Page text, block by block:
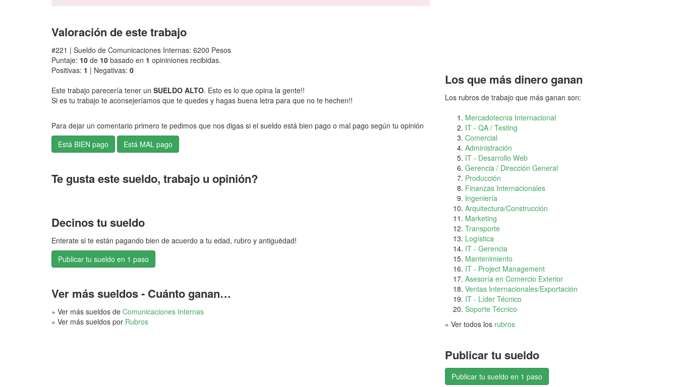
Valoración de este trabajo
#221 | Sueldo de Comunicaciones Internas: 6200 Pesos
Puntaje: 10 de 10 basado en 1 opininiones recibidas.
Positivas: 1 | Negativas: 0
Este trabajo parecería tener un SUELDO ALTO. Esto es lo que opina la gente!!
Si es tu trabajo te aconsejeríamos que te quedes y hagas buena letra para que no te hechen!!
Para dejar un comentario primero te pedimos que nos digas si el sueldo está bien pago o mal pago según tu opinión
Te gusta este sueldo, trabajo u opinión?
Decinos tu sueldo
Enterate si te están pagando bien de acuerdo a tu edad, rubro y antiguëdad!
Publicar tu sueldo en 1 paso
Ver más sueldos - Cuánto ganan…
» Ver más sueldos de Comunicaciones Internas
» Ver más sueldos por Rubros
Los que más dinero ganan
Los rubros de trabajo que más ganan son:
Mercadotecnia Internacional
IT - QA / Testing
Comercial
Administración
IT - Desarrollo Web
Gerencia / Dirección General
Producción
Finanzas Internacionales
Ingeniería
Arquitectura/Construcción
Marketing
Transporte
Logística
IT - Gerencia
Mantenimiento
IT - Project Management
Asesoría en Comercio Exterior
Ventas Internacionales/Exportación
IT - Líder Técnico
Soporte Técnico
» Ver todos los rubros
Publicar tu sueldo
Publicar tu sueldo en 1 paso